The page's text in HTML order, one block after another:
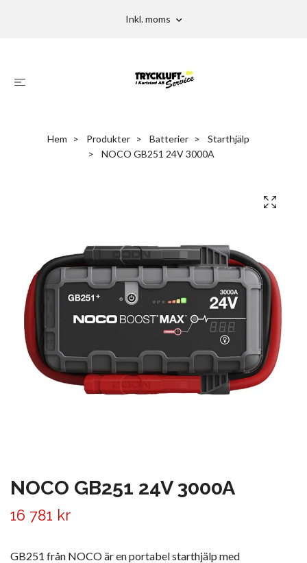
Inkl. moms
Hem Produkter Batterier
Starthjälp
NOCO GB251 24V 3000A
NOCO GB251 24V 3000A
16 781 kr
GB251 från NOCO är en portabel starthjälp med